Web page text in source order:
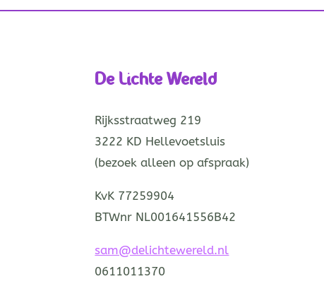
De Lichte Wereld
Rijksstraatweg 219
3222 KD Hellevoetsluis
(bezoek alleen op afspraak)
KvK 77259904
BTWnr NL001641556B42
sam@delichtewereld.nl
0611011370